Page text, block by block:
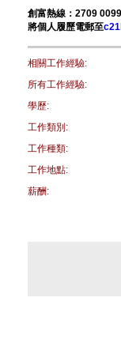
創富熱線：2709
將個人履歷電郵至
相關工作經驗:
所有工作經驗:
學歷:
工作類別:
工作種類:
工作地點:
薪酬: